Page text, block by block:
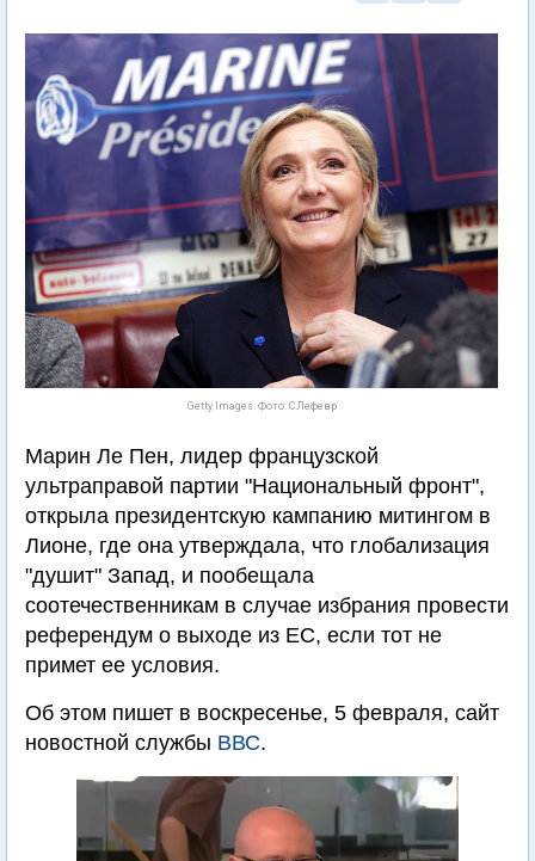
Getty Images. Фото: С.Лефевр
Марин Ле Пен, лидер французской
ультраправой партии "Национальный фронт",
открыла президентскую кампанию митингом в
Лионе, где она утверждала, что глобализация
"душит" Запад, и пообещала
соотечественникам в случае избрания провести
референдум о выходе из ЕС, если тот не
примет ее условия.
Об этом пишет в воскресенье, 5 февраля, сайт
новостной службы ВВС.